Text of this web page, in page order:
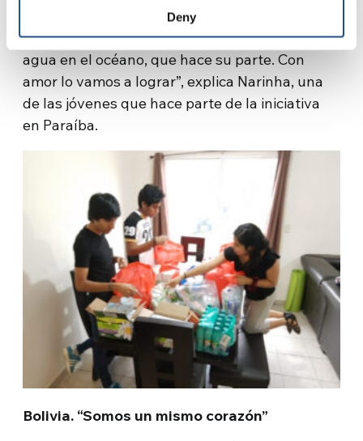
Deny
muchas personas en dificultad, por lo que en
nuestro espacio queremos ser esa gota de
agua en el océano, que hace su parte. Con
amor lo vamos a lograr”, explica Narinha, una
de las jóvenes que hace parte de la iniciativa
en Paraíba.
Bolivia. “Somos un mismo corazón”